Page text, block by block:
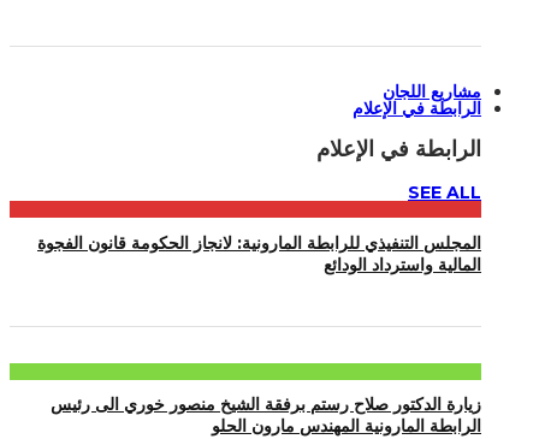
مشاريع اللجان
الرابطة في الإعلام
الرابطة في الإعلام
SEE ALL
المجلس التنفيذي للرابطة المارونية: لانجاز الحكومة قانون الفجوة
المالية واسترداد الودائع
زيارة الدكتور صلاح رستم برفقة الشيخ منصور خوري الى رئيس
الرابطة المارونية المهندس مارون الحلو